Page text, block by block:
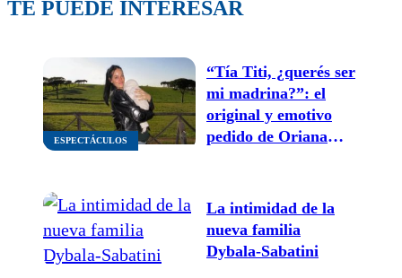
TE PUEDE INTERESAR
ESPECTÁCULOS
“Tía Titi, ¿querés ser
mi madrina?”: el
original y emotivo
pedido de Oriana
La intimidad de la
nueva familia
Dybala-Sabatini